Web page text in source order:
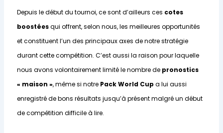
Depuis le début du tournoi, ce sont d’ailleurs ces cotes
boostéesqui offrent, selon nous, les meilleures opportunités
et constituent l’un des principaux axes de notre stratégie
durant cette compétition. C’est aussi la raison pour laquelle
nous avons volontairement limité le nombre de pronostics
« maison », même si notre Pack World Cup a lui aussi
enregistré de bons résultats jusqu’à présent malgré un début
de compétition difficile à lire.
Parier sur le boost